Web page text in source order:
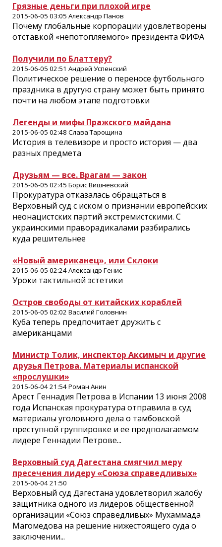
Грязные деньги при плохой игре
2015-06-05 03:05 Александр Панов
Почему глобальные корпорации удовлетворены
отставкой «непотопляемого» президента ФИФА
Получили по Блаттеру?
2015-06-05 02:51 Андрей Успенский
Политическое решение о переносе футбольного
праздника в другую страну может быть принято
почти на любом этапе подготовки
Легенды и мифы Пражского майдана
2015-06-05 02:48 Слава Тарощина
История в телевизоре и просто история — два
разных предмета
Друзьям — все. Врагам — закон
2015-06-05 02:45 Борис Вишневский
Прокуратура отказалась обращаться в
Верховный суд с иском о признании европейских
неонацистских партий экстремистскими. С
украинскими праворадикалами разбирались
куда решительнее
«Новый американец», или Склоки
2015-06-05 02:24 Александр Генис
Уроки тактильной эстетики
Остров свободы от китайских кораблей
2015-06-05 02:02 Василий Головнин
Куба теперь предпочитает дружить с
американцами
Министр Толик, инспектор Аксимыч и другие
друзья Петрова. Материалы испанской
«прослушки»
2015-06-04 21:54 Роман Анин
Арест Геннадия Петрова в Испании 13 июня 2008
года Испанская прокуратура отправила в суд
материалы уголовного дела о тамбовской
преступной группировке и ее предполагаемом
лидере Геннадии Петрове...
Верховный суд Дагестана смягчил меру
пресечения лидеру «Союза справедливых»
2015-06-04 21:50
Верховный суд Дагестана удовлетворил жалобу
защитника одного из лидеров общественной
организации «Союз справедливых» Мухаммада
Магомедова на решение нижестоящего суда о
заключении...